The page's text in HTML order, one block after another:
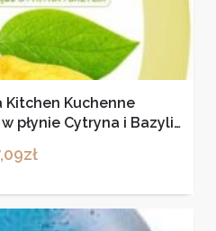
Kitchen Kuchenne
płynie Cytryna i Bazylia
zł